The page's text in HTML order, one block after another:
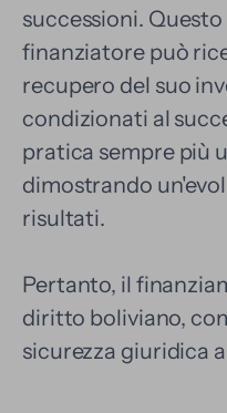
successioni.
finanziatore può
recupero del suo
condizionati al
pratica sempre più
dimostrando
risultati.
Pertanto, il
diritto boliviano,
sicurezza giuridica